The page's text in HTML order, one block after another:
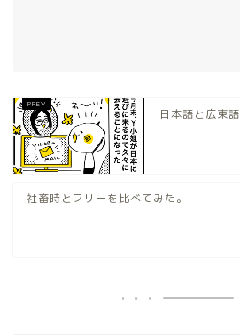
日本語と広東語
社畜時とフリーを比べてみた。